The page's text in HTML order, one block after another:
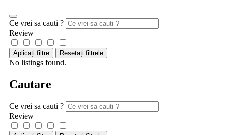
Ce vrei sa cauti ?
Review
Aplicați filtre Resetați filtrele
No listings found.
Cautare
Ce vrei sa cauti ?
Review